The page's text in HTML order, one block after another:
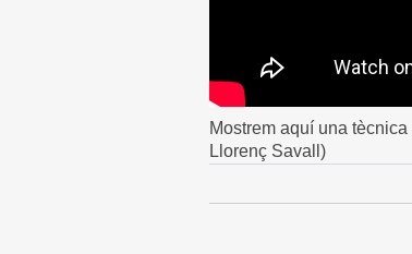
Mostrem aquí una
Llorenç Savall)